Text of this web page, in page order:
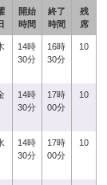
開始
時間
終了
時間
残
席
14時
30分
16時
30分
10
14時
30分
17時
00分
10
14時
30分
17時
00分
10